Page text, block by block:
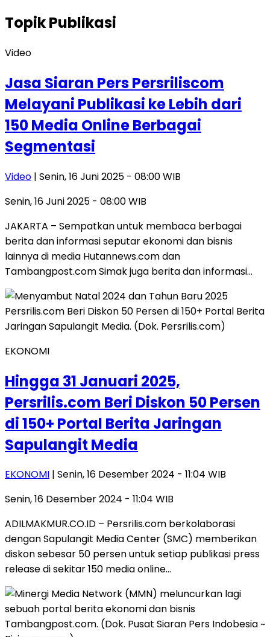
TopikPublikasi
Video
Jasa Siaran Pers Persriliscom
Melayani Publikasi ke Lebih dari
150 Media Online Berbagai
Segmentasi
Video | Senin, 16 Juni 2025 - 08:00 WIB
Senin, 16 Juni 2025 - 08:00 WIB
JAKARTA – Sempatkan untuk membaca berbagai
berita dan informasi seputar ekonomi dan bisnis
lainnya di media Hutannews.com dan
Tambangpost.com Simak juga berita dan informasi…
EKONOMI
Hingga 31 Januari 2025,
Persrilis.com Beri Diskon 50 Persen
di 150+ Portal Berita Jaringan
Sapulangit Media
EKONOMI | Senin, 16 Desember 2024 - 11:04 WIB
Senin, 16 Desember 2024 - 11:04 WIB
ADILMAKMUR.CO.ID – Persrilis.com berkolaborasi
dengan Sapulangit Media Center (SMC) memberikan
diskon sebesar 50 persen untuk setiap publikasi press
release di sekitar 150 media online…